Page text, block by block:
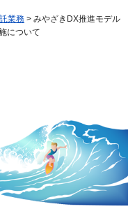
業務 > みやざきDX推進モデル
について